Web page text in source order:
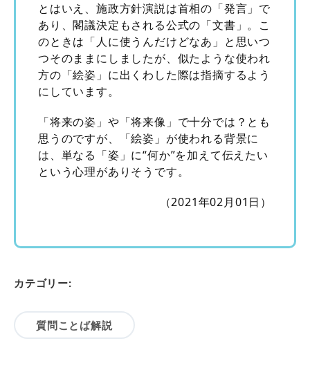
とはいえ、施政方針演説は首相の「発言」で
あり、閣議決定もされる公式の「文書」。こ
のときは「人に使うんだけどなあ」と思いつ
つそのままにしましたが、似たような使われ
方の「絵姿」に出くわした際は指摘するよう
にしています。
「将来の姿」や「将来像」で十分では？とも
思うのですが、「絵姿」が使われる背景に
は、単なる「姿」に“何か”を加えて伝えたい
という心理がありそうです。
（2021年02月01日）
カテゴリー:
質問ことば解説